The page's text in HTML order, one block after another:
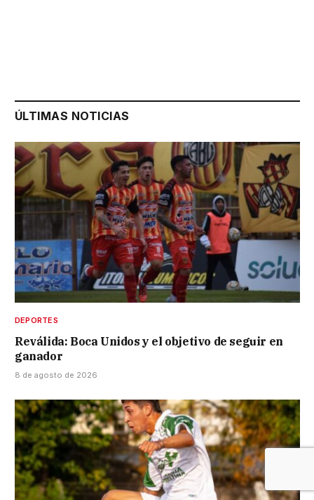
ÚLTIMAS NOTICIAS
DEPORTES
Reválida: Boca Unidos y el objetivo de seguir en
ganador
8 de agosto de 2026